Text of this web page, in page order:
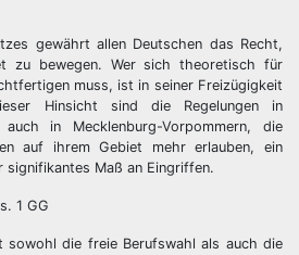
gewährt allen Deutschen das Recht,
zu bewegen. Wer sich theoretisch für
muss, ist in seiner Freizügigkeit
Hinsicht sind die Regelungen in
in Mecklenburg-Vorpommern, die
auf ihrem Gebiet mehr erlauben, ein
signifikantes Maß an Eingriffen.
1 GG
sowohl die freie Berufswahl als auch die